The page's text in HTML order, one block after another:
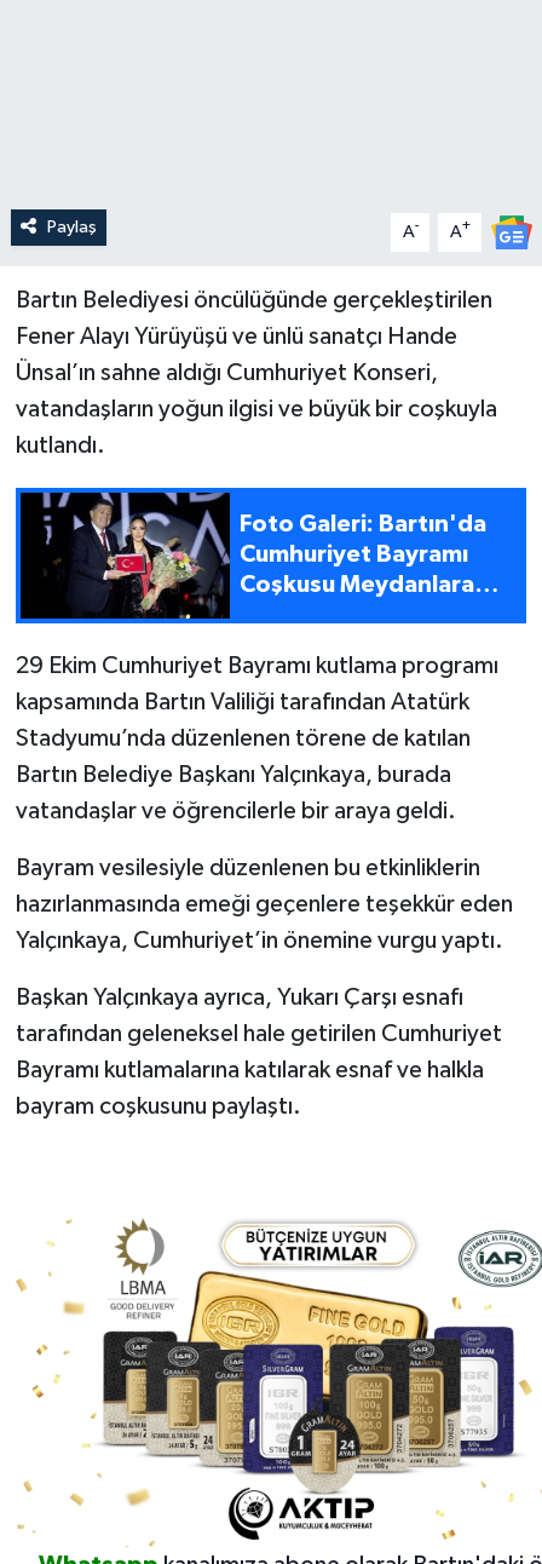
Paylaş A- A+
Bartın Belediyesi öncülüğünde gerçekleştirilen
Fener Alayı Yürüyüşü ve ünlü sanatçı Hande
Ünsal’ın sahne aldığı Cumhuriyet Konseri,
vatandaşların yoğun ilgisi ve büyük bir coşkuyla
kutlandı.
Foto Galeri: Bartın'da
Cumhuriyet Bayramı
Coşkusu Meydanlara
29 Ekim Cumhuriyet Bayramı kutlama programı
kapsamında Bartın Valiliği tarafından Atatürk
Stadyumu’nda düzenlenen törene de katılan
Bartın Belediye Başkanı Yalçınkaya, burada
vatandaşlar ve öğrencilerle bir araya geldi.
Bayram vesilesiyle düzenlenen bu etkinliklerin
hazırlanmasında emeği geçenlere teşekkür eden
Yalçınkaya, Cumhuriyet’in önemine vurgu yaptı.
Başkan Yalçınkaya ayrıca, Yukarı Çarşı esnafı
tarafından geleneksel hale getirilen Cumhuriyet
Bayramı kutlamalarına katılarak esnaf ve halkla
bayram coşkusunu paylaştı.
Turizm
Yaşam
Yerel Yönetimler
DÜNYA
YEREL